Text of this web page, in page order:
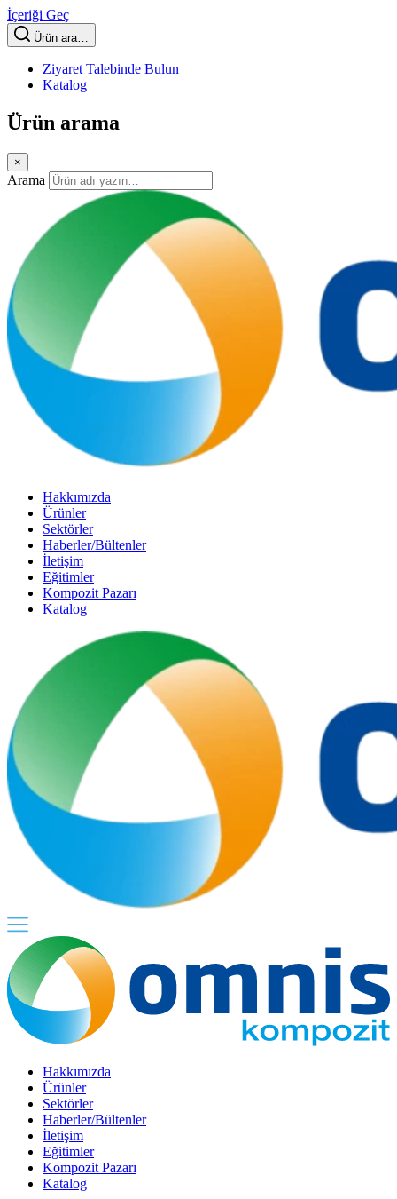
İçeriği Geç
Ürün ara…
Ziyaret Talebinde Bulun
Katalog
Ürün arama
×
Arama
Hakkımızda
Ürünler
Sektörler
Haberler/Bültenler
İletişim
Eğitimler
Kompozit Pazarı
Katalog
Hakkımızda
Ürünler
Sektörler
Haberler/Bültenler
İletişim
Eğitimler
Kompozit Pazarı
Katalog